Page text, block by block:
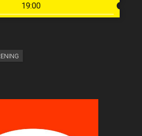
19:00